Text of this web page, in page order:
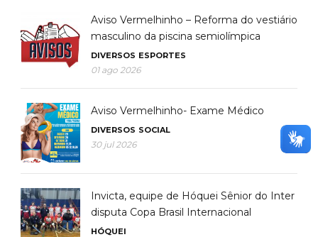
Aviso Vermelhinho – Reforma do vestiário
masculino da piscina semiolímpica
DIVERSOS ESPORTES
01 ago 2026
Aviso Vermelhinho- Exame Médico
DIVERSOS SOCIAL
30 jul 2026
Invicta, equipe de Hóquei Sênior do Inter
disputa Copa Brasil Internacional
HÓQUEI